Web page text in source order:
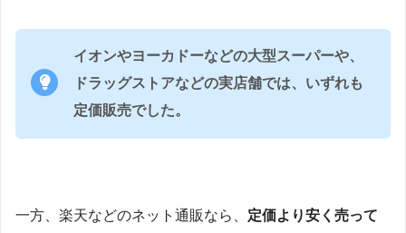
イオンやヨーカドーなどの大型スーパーや、
ドラッグストアなどの実店舗では、いずれも
定価販売でした。
一方、楽天などのネット通販なら、 定価より安く売って